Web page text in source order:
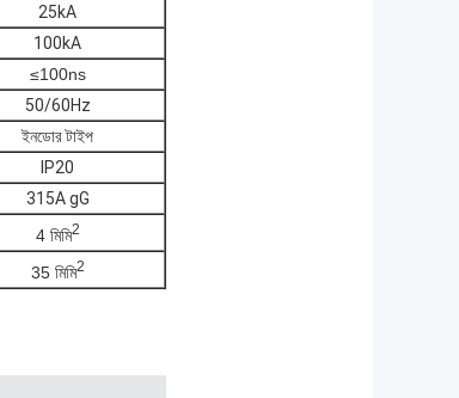
25kA
100kA
≤100ns
50/60Hz
ইনডোর টাইপ
IP20
315A gG
4 মিমি2
35 মিমি2